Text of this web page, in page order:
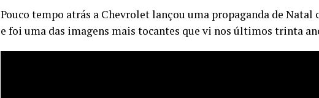
Pouco tempo atrás a Chevrolet lançou uma propaganda de Natal
e foi uma das imagens mais tocantes que vi nos últimos trinta